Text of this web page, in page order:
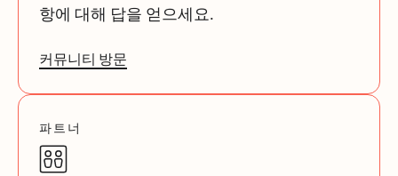
항에 대해 답을 얻으세요.
커뮤니티 방문
파트너